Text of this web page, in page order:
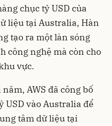
chục tỷ USD của
liệu tại Australia, Hàn
tạo ra một làn sóng
công nghệ mà còn cho
vực.
AWS đã công bố
USD vào Australia để
tâm dữ liệu tại